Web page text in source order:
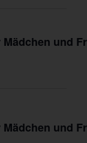
und
und